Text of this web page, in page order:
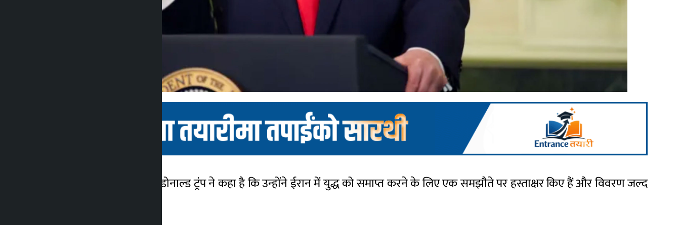
काठमांडू। अमेरिकी राष्ट्रपति डोनाल्ड ट्रंप ने कहा है कि उन्होंने ईरान में युद्ध को समाप्त करने के लिए एक समझौते पर हस्ताक्षर किए हैं और विवरण जल्द